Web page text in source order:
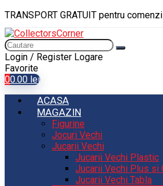
TRANSPORT GRATUIT pentru
Login / Register Logare
Favorite
00.00 lei
ACASA
MAGAZIN
Figurine
Jocuri Vechi
Jucarii Vechi
Jucarii Vechi Plastic
Jucarii Vechi Plus si
Jucarii Vechi Tabla